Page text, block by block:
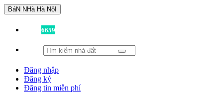
BáN NHà Hà NộI
6659
Đăng nhập
Đăng ký
Đăng tin miễn phí